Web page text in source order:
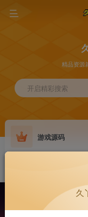
精品资源
开启精彩搜索
游戏源码
久